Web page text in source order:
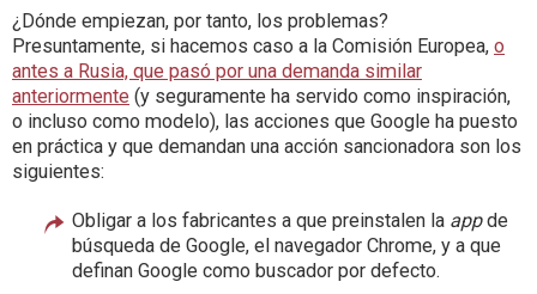
¿Dónde empiezan, por tanto, los problemas?
Presuntamente, si hacemos caso a la Comisión Europea, o
antes a Rusia, que pasó por una demanda similar
anteriormente (y seguramente ha servido como inspiración,
o incluso como modelo), las acciones que Google ha puesto
en práctica y que demandan una acción sancionadora son los
siguientes:
Obligar a los fabricantes a que preinstalen la appde
búsqueda de Google, el navegador Chrome, y a que
definan Google como buscador por defecto.